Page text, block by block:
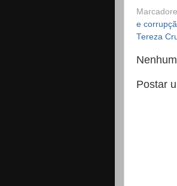
e
Tereza
Postar